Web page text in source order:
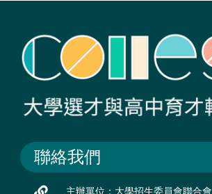
聯絡我們
主辦單位：大學招生委員會聯合會